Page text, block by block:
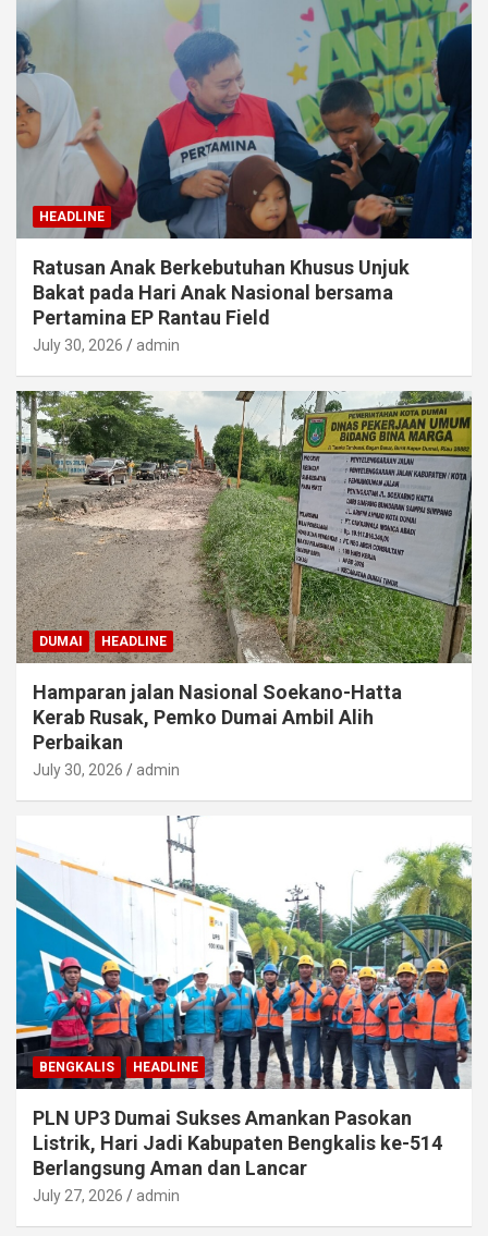
HEADLINE
Ratusan Anak Berkebutuhan Khusus Unjuk
Bakat pada Hari Anak Nasional bersama
Pertamina EP Rantau Field
July 30, 2026 admin
DUMAI HEADLINE
Hamparan jalan Nasional Soekano-Hatta
Kerab Rusak, Pemko Dumai Ambil Alih
Perbaikan
July 30, 2026 admin
BENGKALIS HEADLINE
PLN UP3 Dumai Sukses Amankan Pasokan
Listrik, Hari Jadi Kabupaten Bengkalis ke-514
Berlangsung Aman dan Lancar
July 27, 2026 admin